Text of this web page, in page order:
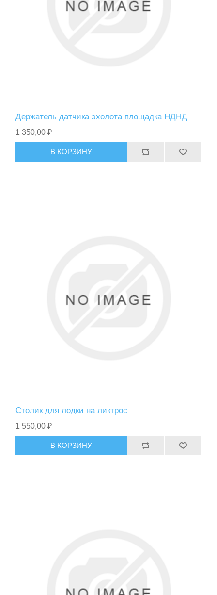
Держатель датчика эхолота площадка НДНД
1 350,00 ₽
В КОРЗИНУ
Столик для лодки на ликтрос
1 550,00 ₽
В КОРЗИНУ